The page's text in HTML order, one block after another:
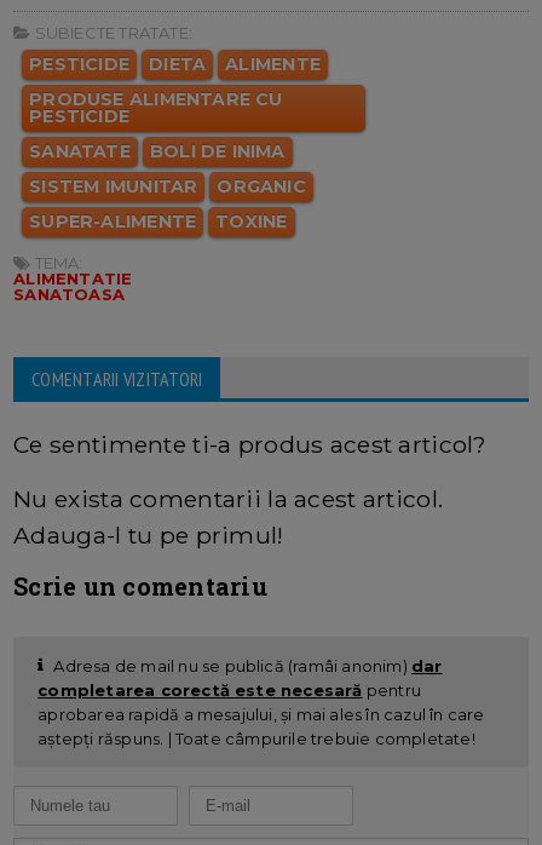
SUBIECTE TRATATE:
PESTICIDE DIETA
ALIMENTE
PRODUSE ALIMENTARE CU
PESTICIDE
SANATATE
BOLI DE INIMA
SISTEM IMUNITAR
ORGANIC
SUPER-ALIMENTE
TOXINE
TEMA:
ALIMENTATIE
SANATOASA
COMENTARII VIZITATORI
Ce sentimente ti-a produs acest articol?
Nu exista comentarii la acest articol.
Adauga-l tu pe primul!
Scrie un comentariu
Adresa de mail nu se publică (ramâi anonim) dar
completarea corectă este necesară pentru
aprobarea rapidă a mesajului, și mai ales în cazul în care
aștepți răspuns. | Toate câmpurile trebuie completate!